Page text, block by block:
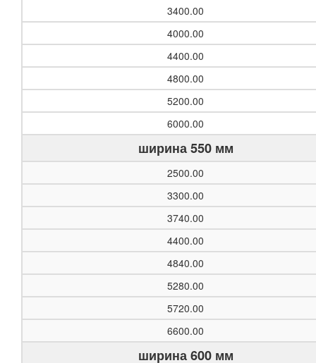
3400.00
4000.00
4400.00
4800.00
5200.00
6000.00
ширина 550 мм
2500.00
3300.00
3740.00
4400.00
4840.00
5280.00
5720.00
6600.00
ширина 600 мм